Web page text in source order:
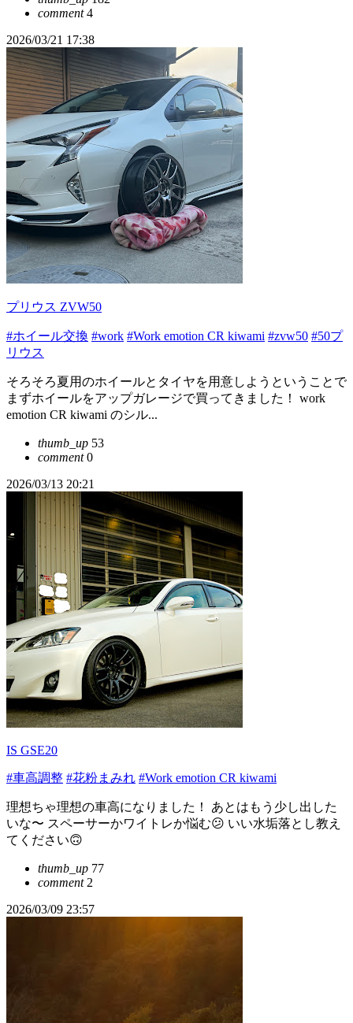
comment4
2026/03/21 17:38
プリウス ZVW50
#ホイール交換 #work #Work emotion CR kiwami #zvw50 #50プ
リウス
そろそろ夏用のホイールとタイヤを用意しようということで
まずホイールをアップガレージで買ってきました！ work
emotion CR kiwami のシル...
thumb_up 53
comment0
2026/03/13 20:21
IS GSE20
#車高調整 #花粉まみれ #Work emotion CR kiwami
理想ちゃ理想の車高になりました！ あとはもう少し出した
いな〜 スペーサーかワイトレか悩む😕 いい水垢落とし教え
てください🙃
thumb_up 77
comment2
2026/03/09 23:57